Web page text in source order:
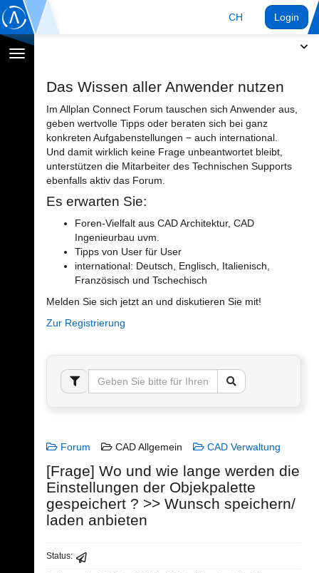
CH Login
Navigation
Das Wissen aller Anwender nutzen
Im Allplan Connect Forum tauschen sich Anwender aus,
geben wertvolle Tipps oder beraten sich bei ganz
konkreten Aufgabenstellungen − auch international.
Und damit wirklich keine Frage unbeantwortet bleibt,
unterstützen die Mitarbeiter des Technischen Supports
ebenfalls aktiv das Forum.
Es erwarten Sie:
Foren-Vielfalt aus CAD Architektur, CAD
Ingenieurbau uvm.
Tipps von User für User
international: Deutsch, Englisch, Italienisch,
Französisch und Tschechisch
Melden Sie sich jetzt an und diskutieren Sie mit!
Zur Registrierung
Forum CAD Allgemein CAD Verwaltung
[Frage] Wo und wie lange werden die
Einstellungen der Objekpalette
gespeichert ? >> Wunsch speichern/
laden anbieten
Status: